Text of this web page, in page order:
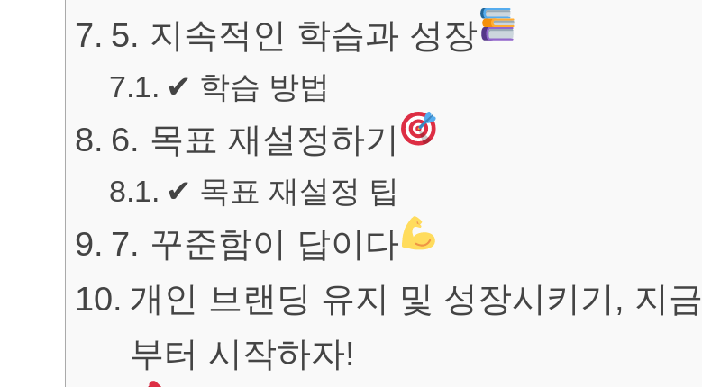
5. 지속적인 학습과 성장
✔ 학습 방법
6. 목표 재설정하기
✔ 목표 재설정 팁
7. 꾸준함이 답이다
개인 브랜딩 유지 및 성장시키기, 지금
부터 시작하자!